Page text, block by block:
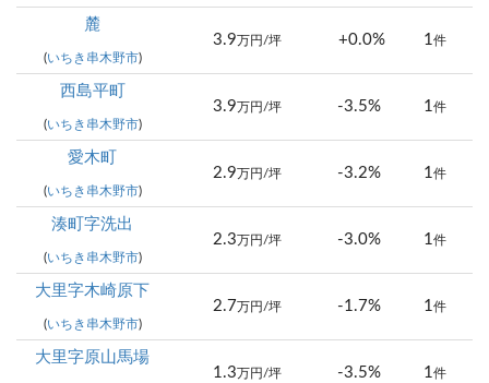
麓
(いちき串木野市)
3.9 万円/坪 +0.0% 1件
西島平町
(いちき串木野市)
3.9 万円/坪 -3.5% 1件
愛木町
(いちき串木野市)
2.9 万円/坪 -3.2% 1件
湊町字洗出
(いちき串木野市)
2.3 万円/坪 -3.0% 1件
大里字木崎原下
(いちき串木野市)
2.7 万円/坪 -1.7% 1件
大里字原山馬場
1.3 万円/坪 -3.5% 1件